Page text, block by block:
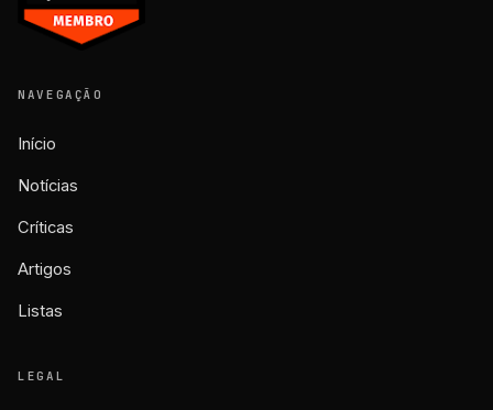
NAVEGAÇÃO
Início
Notícias
Críticas
Artigos
Listas
LEGAL